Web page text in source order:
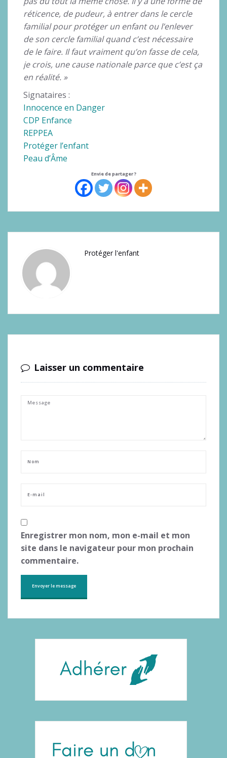
réticence, de pudeur, à entrer dans le cercle
familial pour protéger un enfant ou l’enlever
de son cercle familial quand c’est nécessaire
de le faire. Il faut vraiment qu’on fasse de cela,
je crois, une cause nationale parce que c’est ça
en réalité. »
Signataires :
Innocence en Danger
CDP Enfance
REPPEA
Protéger l’enfant
Peau d’Âme
Envie de partager ?
Protéger l'enfant
Laisser un commentaire
Enregistrer mon nom, mon e-mail et mon
site dans le navigateur pour mon prochain
commentaire.